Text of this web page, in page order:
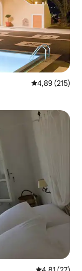
4,89 de uma
4,89 (215)